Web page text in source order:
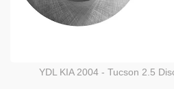
YDL KIA 2004 - Tucson 2.5